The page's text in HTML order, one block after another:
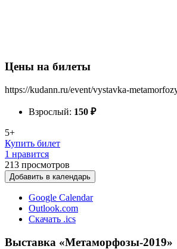
Цены на билеты
https://kudann.ru/event/vystavka-
Взрослый: 150 ₽
5+
Купить билет
1 нравится
213 просмотров
Добавить в календарь
Google Calendar
Outlook.com
Скачать .ics
Выставка «Метаморфозы-2019»